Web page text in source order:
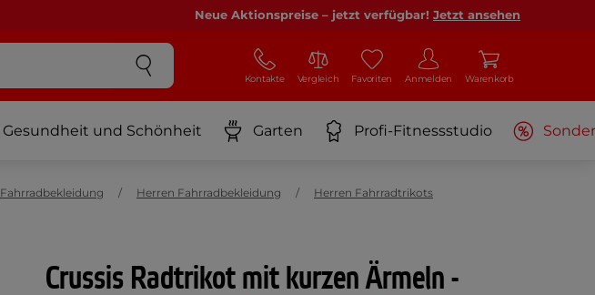
Neue Aktionspreise – jetzt verfügbar! Jetzt ansehen
Kontakte Vergleich Favoriten Anmelden Warenkorb
Gesundheit und Schönheit Garten Profi-Fitnessstudio
Fahrradbekleidung Herren Fahrradbekleidung Herren Fahrradtrikots
Crussis Radtrikot mit kurzen Ärmeln -